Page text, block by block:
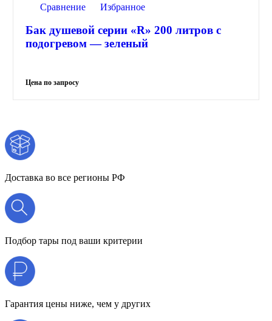
Сравнение Избранное
Бак душевой серии «R» 200 литров с
подогревом — зеленый
Доставка во все регионы РФ
Подбор тары под ваши критерии
Гарантия цены ниже, чем у других